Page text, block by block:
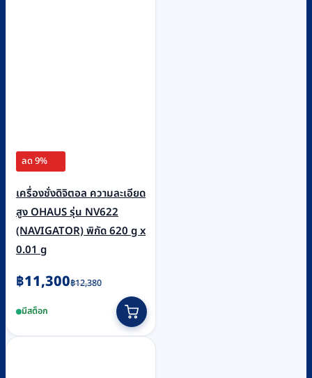
ลด 9%
เครื่องชั่งดิจิตอล ความละเอียด
สูง OHAUS รุ่น NV622
(NAVIGATOR) พิกัด 620 g x
0.01 g
฿12,380
Original
was:
฿12,380.
฿11,300
Current
is:
฿11,300.
มีสต็อก